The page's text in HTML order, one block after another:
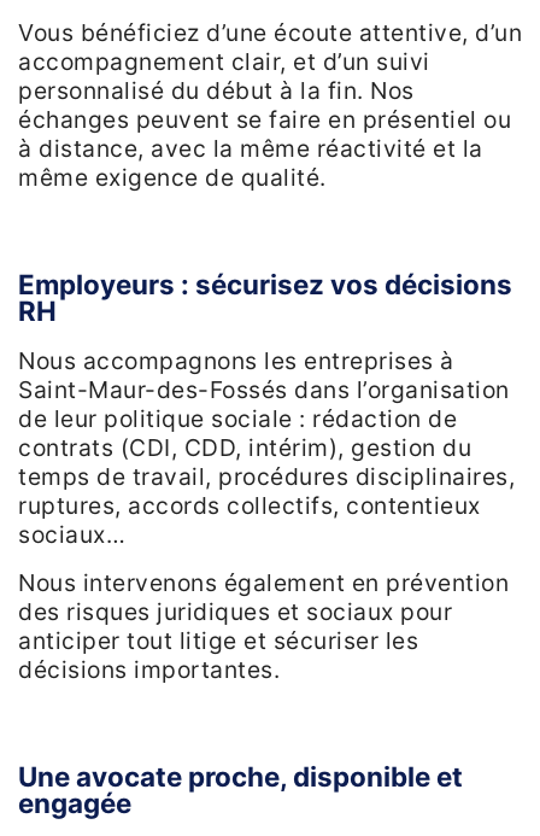
Vous bénéficiez d’une écoute attentive, d’un
accompagnement clair, et d’un suivi
personnalisé du début à la fin. Nos
échanges peuvent se faire en présentiel ou
à distance, avec la même réactivité et la
même exigence de qualité.
Employeurs : sécurisez vos décisions
RH
Nous accompagnons les entreprises à
Saint-Maur-des-Fossés dans l’organisation
de leur politique sociale : rédaction de
contrats (CDI, CDD, intérim), gestion du
temps de travail, procédures disciplinaires,
ruptures, accords collectifs, contentieux
sociaux…
Nous intervenons également en prévention
des risques juridiques et sociaux pour
anticiper tout litige et sécuriser les
décisions importantes.
Une avocate proche, disponible et
engagée